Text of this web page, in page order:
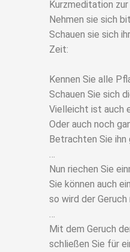
Kurzmeditation
Nehmen sie sich
Schauen sie sich
Zeit:
Kennen Sie alle
Schauen Sie sich
Vielleicht ist auch
Oder auch noch
Betrachten Sie ihn
Nun riechen Sie
Sie können auch
so wird der
Mit dem Geruch
schließen Sie für